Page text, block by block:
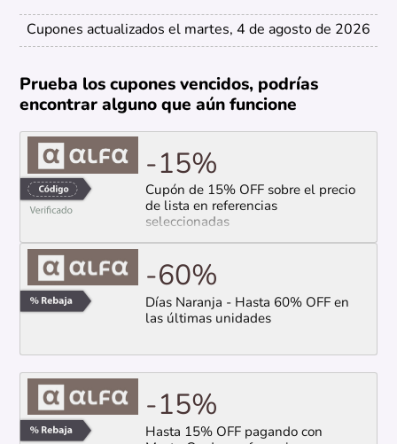
Cupones actualizados el martes, 4 de agosto de 2026
Prueba los cupones vencidos, podrías
encontrar alguno que aún funcione
-15%
Cupón de 15% OFF sobre el precio
de lista en referencias
seleccionadas
-60%
Días Naranja - Hasta 60% OFF en
las últimas unidades
-15%
Hasta 15% OFF pagando con